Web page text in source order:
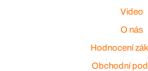
Video
O nás
Hodnocení
Obchodní